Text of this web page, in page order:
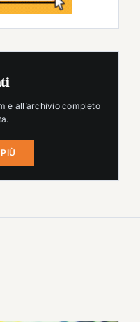
e all’archivio completo